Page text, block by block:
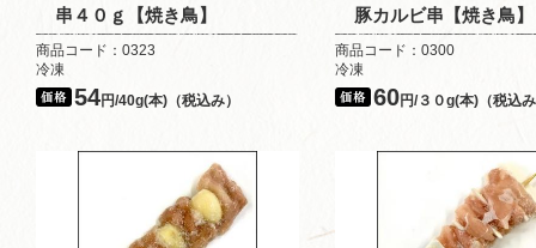
串４０ｇ【焼き鳥】
商品コード：0323
冷凍
54円/40g(本)（税込み）
豚カルビ串【焼き鳥】
商品コード：0300
冷凍
60円/３０g(本)（税込